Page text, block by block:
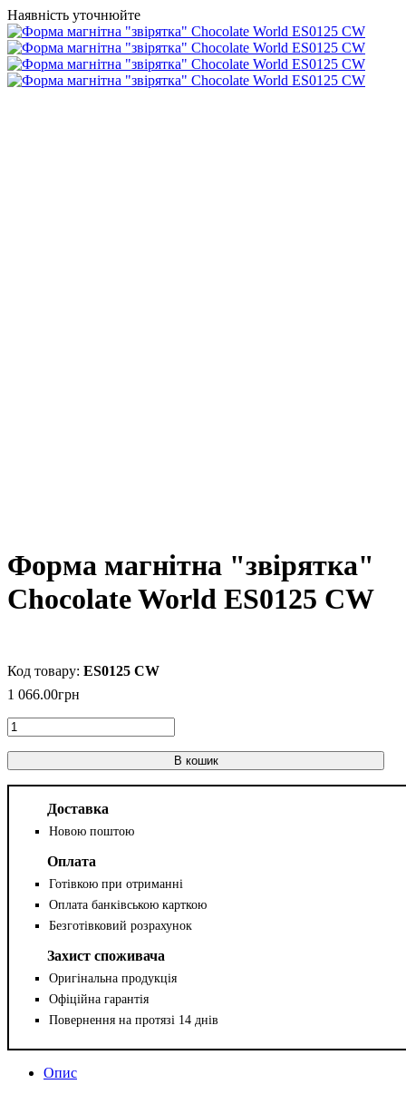
Наявність уточнюйте
Форма магнітна "звірятка"
Chocolate World ES0125 CW
ES0125 CW
1 066.00грн
В кошик
Доставка
Новою поштою
Оплата
Готівкою при отриманні
Оплата банківською карткою
Безготівковий розрахунок
Захист споживача
Оригінальна продукція
Офіційна гарантія
Повернення на протязі 14 днів
Опис